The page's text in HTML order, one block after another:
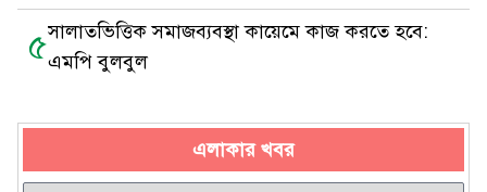
৫সালাতভিত্তিক সমাজব্যবস্থা কায়েমে কাজ করতে হবে:
এমপি বুলবুল
এলাকার খবর